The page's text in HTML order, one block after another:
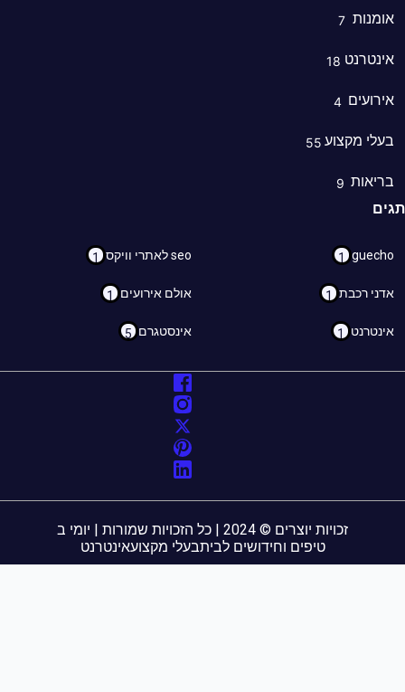
7
18
4
מקצוע55
9
1 seo לאתרי וויקס 1
רכבת 1 אולם אירועים 1
1 אינסטגרם 5
זכויות יוצרים © 2024 | כל הזכויות שמורות | יומי ב
טיפים וחידושים לביתבעלי מקצועאינטרנט